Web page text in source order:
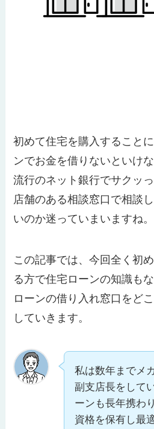
初めて住宅を購入すること
ンでお金を借りないといけ
流行のネット銀行でサクッ
店舗のある相談窓口で相談
いのか迷っていまいますね。
この記事では、今回全く初
る方で住宅ローンの知識も
ローンの借り入れ窓口をど
していきます。
私は数年までメ
副支店長をして
ーンも長年携わ
資格を保有し最